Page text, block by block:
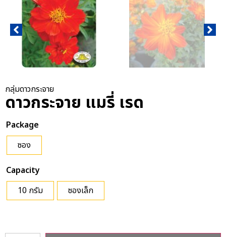
กลุ่มดาวกระจาย
ดาวกระจาย แมรี่ เรด
Package
ซอง
Capacity
10 กรัม
ซองเล็ก